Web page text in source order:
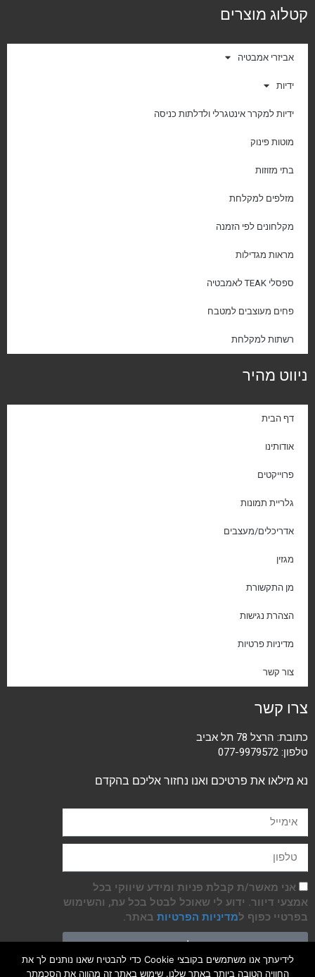
קטלוג מוצרים
אביזרי אמבטיה
ידיות
ידיות למקרר אינטגרלי ולדלתות כניסה
מוטות פינוק
בתי מזוזות
מזלפים למקלחת
מקלחונים לפי הזמנה
מראות מגדילות
ספסלי TEAK לאמבטיה
פחים מעוצבים למטבח
רשתות למקלחת
ניווט מהיר
דף הבית
אודותינו
פרוייקטים
גלריית תמונות
אדריכלים/מעצבים
מגזין
מן התקשורת
הצהרת נגישות
מדיניות פרטיות
צור קשר
צרו קשר
כתובת: הרצל 78 תל אביב
טלפון: 077-9979572
נא מילאו את פרטיכם ואנו נחזור אליכם בהקדם
אני מאשר/ת קבלת פניות ומידע שיווקי בכל
אמצעי דיוור. ידוע לי שאוכל לבטל בכל עת, והשימוש
בפרטיי כפוף למדיניות הפרטיות באתר.
שליחה
לידיעתך אנו משתמשים בקובצי Cookie כדי להבטיח שאנו נותנים לך את
החוויה הטובה ביותר באתר שלנו. שימוש באתר זה מהווה את הסכמתך